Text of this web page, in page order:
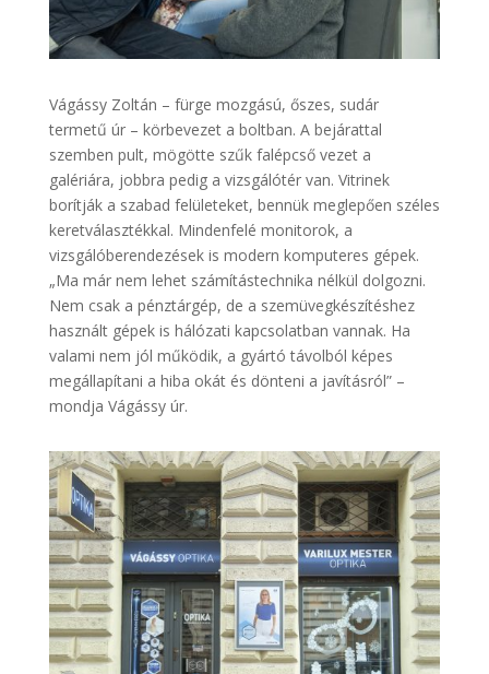
Vágássy Zoltán – fürge mozgású, őszes, sudár
termetű úr – körbevezet a boltban. A bejárattal
szemben pult, mögötte szűk falépcső vezet a
galériára, jobbra pedig a vizsgálótér van. Vitrinek
borítják a szabad felületeket, bennük meglepően széles
keretválasztékkal. Mindenfelé monitorok, a
vizsgálóberendezések is modern komputeres gépek.
„Ma már nem lehet számítástechnika nélkül dolgozni.
Nem csak a pénztárgép, de a szemüvegkészítéshez
használt gépek is hálózati kapcsolatban vannak. Ha
valami nem jól működik, a gyártó távolból képes
megállapítani a hiba okát és dönteni a javításról” –
mondja Vágássy úr.